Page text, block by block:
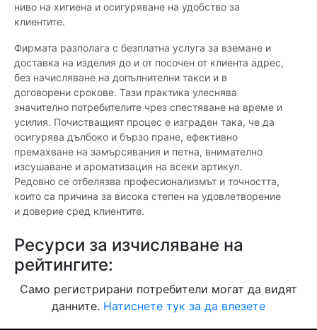
ниво на хигиена и осигуряване на удобство за
клиентите.
Фирмата разполага с безплатна услуга за вземане и
доставка на изделия до и от посочен от клиента адрес,
без начисляване на допълнителни такси и в
договорени срокове. Тази практика улеснява
значително потребителите чрез спестяване на време и
усилия. Почистващият процес е изграден така, че да
осигурява дълбоко и бързо пране, ефективно
премахване на замърсявания и петна, внимателно
изсушаване и ароматизация на всеки артикул.
Редовно се отбелязва професионализмът и точността,
които са причина за висока степен на удовлетворение
и доверие сред клиентите.
Ресурси за изчисляване на
рейтингите:
Само регистрирани потребители могат да видят
данните. Натиснете тук за да влезете